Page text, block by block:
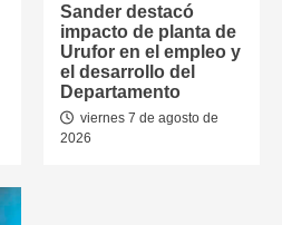
Sander destacó
impacto de planta de
Urufor en el empleo y
el desarrollo del
Departamento
viernes 7 de agosto de
2026